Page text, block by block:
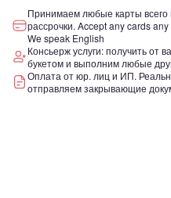
Принимаем любые карты
рассрочки. Accept any cards
We speak English
Консьерж услуги: получить от
букетом и выполним любые
Оплата от юр. лиц и ИП.
отправляем закрывающие